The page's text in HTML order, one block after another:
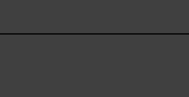
thảo dược (Vitex Angus Castus) để